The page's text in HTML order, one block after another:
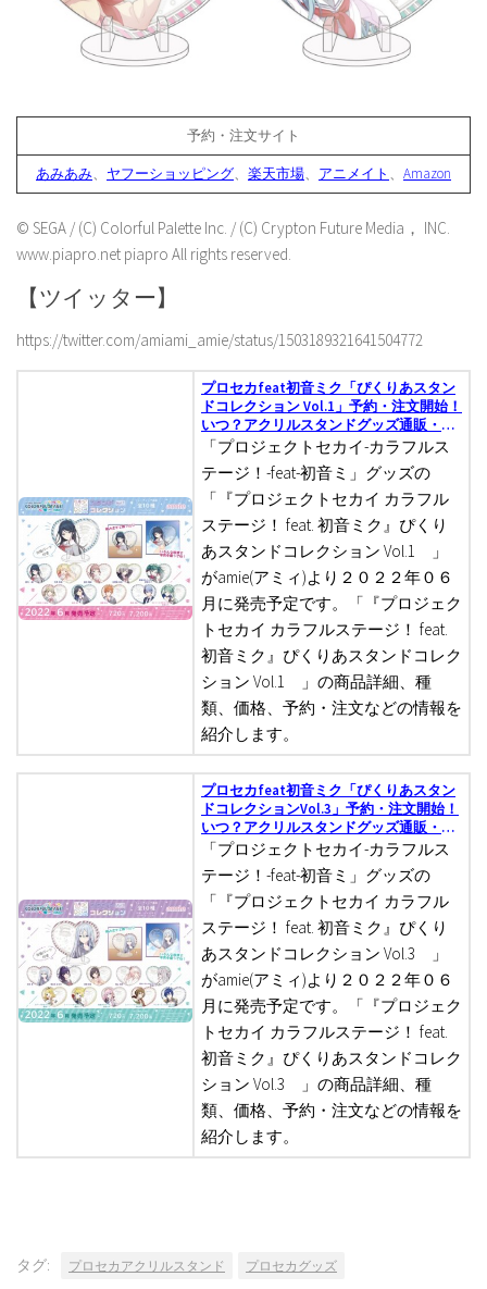
予約・注文サイト
あみあみ、 ヤフーショッピング、 楽天市場、 アニメイト 、 Amazon
© SEGA / (C) Colorful Palette Inc. / (C) Crypton Future Media， INC.
www.piapro.net piapro All rights reserved.
【ツイッター】
https://twitter.com/amiami_amie/status/1503189321641504772
プロセカfeat初音ミク「ぴくりあスタン
ドコレクション Vol.1」予約・注文開始！
いつ？アクリルスタンドグッズ通販・取
扱い店舗
「プロジェクトセカイ-カラフルス
テージ！-feat-初音ミ」グッズの
「『プロジェクトセカイ カラフル
ステージ！ feat. 初音ミク』ぴくり
あスタンドコレクション Vol.1 」
がamie(アミィ)より２０２２年０６
月に発売予定です。「『プロジェク
トセカイ カラフルステージ！ feat.
初音ミク』ぴくりあスタンドコレク
ション Vol.1 」の商品詳細、種
類、価格、予約・注文などの情報を
紹介します。
プロセカfeat初音ミク「ぴくりあスタン
ドコレクションVol.3」予約・注文開始！
いつ？アクリルスタンドグッズ通販・取
扱い店舗
「プロジェクトセカイ-カラフルス
テージ！-feat-初音ミ」グッズの
「『プロジェクトセカイ カラフル
ステージ！ feat. 初音ミク』ぴくり
あスタンドコレクション Vol.3 」
がamie(アミィ)より２０２２年０６
月に発売予定です。「『プロジェク
トセカイ カラフルステージ！ feat.
初音ミク』ぴくりあスタンドコレク
ション Vol.3 」の商品詳細、種
類、価格、予約・注文などの情報を
紹介します。
タグ: プロセカアクリルスタンド プロセカグッズ